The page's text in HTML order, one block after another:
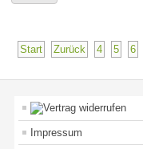
Start Zurück 4 5 6
Impressum